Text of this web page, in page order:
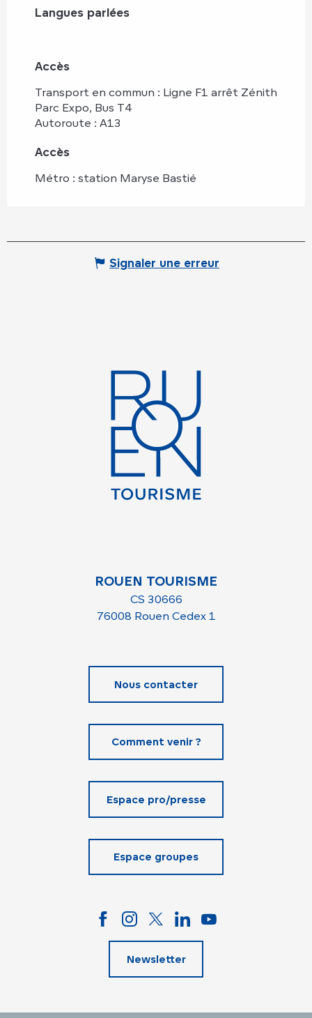
Langues parlées
Langues parlées
Accès
Accès
Transport en commun : Ligne F1 arrêt Zénith
Parc Expo, Bus T4
Autoroute : A13
Accès
Accès
Métro : station Maryse Bastié
Signaler une erreur
ROUEN TOURISME
CS 30666
76008 Rouen Cedex 1
Nous contacter
Comment venir ?
Espace pro/presse
Espace groupes
Newsletter